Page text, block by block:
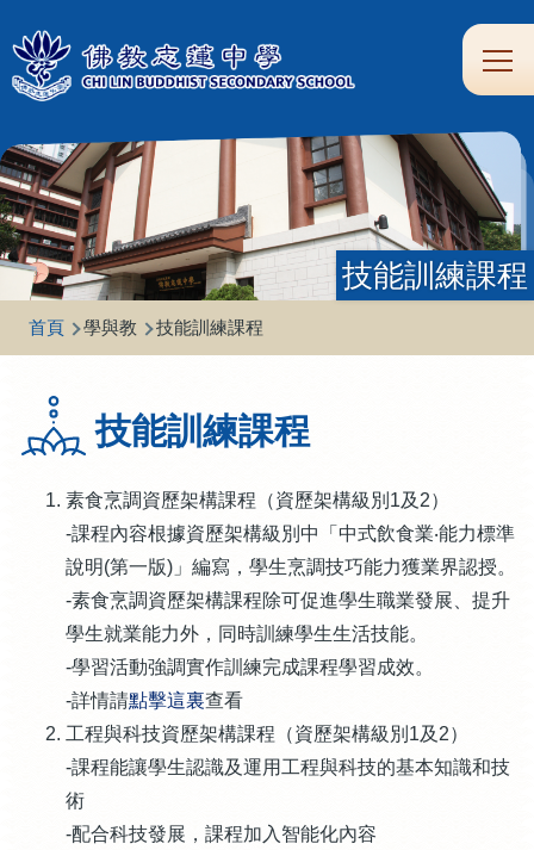
Main
生
涯
劃
家
校
作
校
友
圖
書
園
道
技能訓練課程
導
航
連
結
首頁 學與教 技能訓練課程
技能訓練課程
素食烹調資歷架構課程（資歷架構級別1及2）
-課程內容根據資歷架構級別中「中式飲食業‧能力標準
說明(第一版)」編寫，學生烹調技巧能力獲業界認授。
-素食烹調資歷架構課程除可促進學生職業發展、提升
學生就業能力外，同時訓練學生生活技能。
-學習活動強調實作訓練完成課程學習成效。
-詳情請點擊這裏查看
工程與科技資歷架構課程（資歷架構級別1及2）
-課程能讓學生認識及運用工程與科技的基本知識和技
術
-配合科技發展，課程加入智能化內容